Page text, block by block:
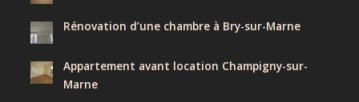
Rénovation d’une chambre à Bry-sur-Marne
Appartement avant location Champigny-sur-
Marne